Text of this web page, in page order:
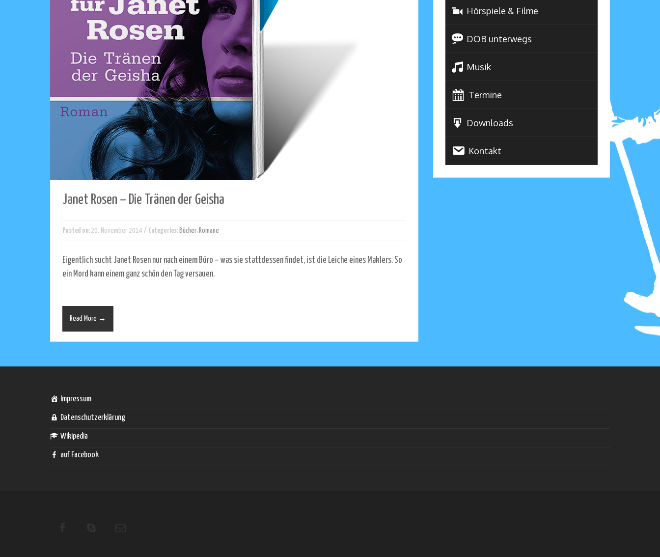
Janet Rosen – Die Tränen der Geisha
Posted on: 20. November 2014 / Categories: Bücher,Romane
Eigentlich sucht Janet Rosen nur nach einem Büro – was sie stattdessen findet, ist die Leiche eines Maklers. So
ein Mord kann einem ganz schön den Tag versauen.
Read More →
Hörspiele & Filme
DOB unterwegs
Musik
Termine
Downloads
Kontakt
Impressum
Datenschutzerklärung
Wikipedia
auf Facebook